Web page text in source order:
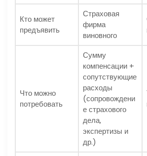
Кто может
предъявить
Страховая
фирма
виновного
Что можно
потребовать
Сумму
компенсации +
сопутствующие
расходы
(сопровождени
е страхового
дела,
экспертизы и
др.)